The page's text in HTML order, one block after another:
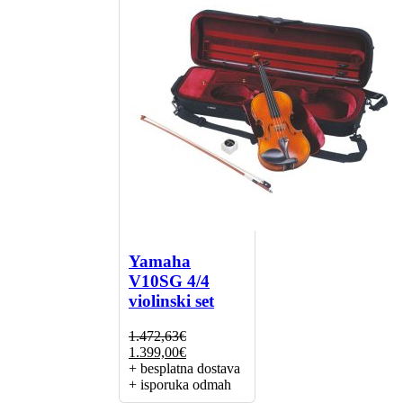
Yamaha
V10SG 4/4
violinski set
1.472,63€
Izvorna
cijena
bila
je:
1.399,00€Trenutna
cijena
je:
1.399,00€.
+ besplatna dostava
+ isporuka odmah